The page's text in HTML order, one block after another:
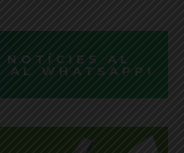
NOTÍCIES AL
AL WHATSAPP!